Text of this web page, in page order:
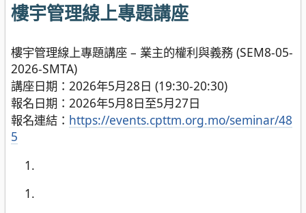
樓宇管理線上專題講座
樓宇管理線上專題講座 – 業主的權利與義務 (SEM8-05-
2026-SMTA)
講座日期：2026年5月28日 (19:30-20:30)
報名日期：2026年5月8日至5月27日
報名連結： https://events.cpttm.org.mo/seminar/48
5